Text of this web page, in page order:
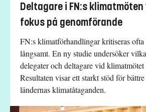
Deltagare i FN:s
fokus på genomförande
FN:s klimatförhandlingar kritiseras
långsamt. En ny studie undersöker
delegater och deltagare vid
Resultaten visar ett starkt stöd för
ländernas klimatåtaganden.